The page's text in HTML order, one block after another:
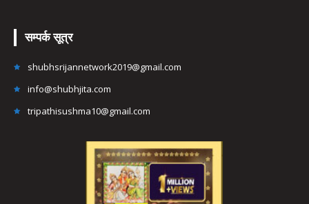
सम्पर्क सूत्र
shubhsrijannetwork2019@gmail.com
info@shubhjita.com
tripathisushma10@gmail.com